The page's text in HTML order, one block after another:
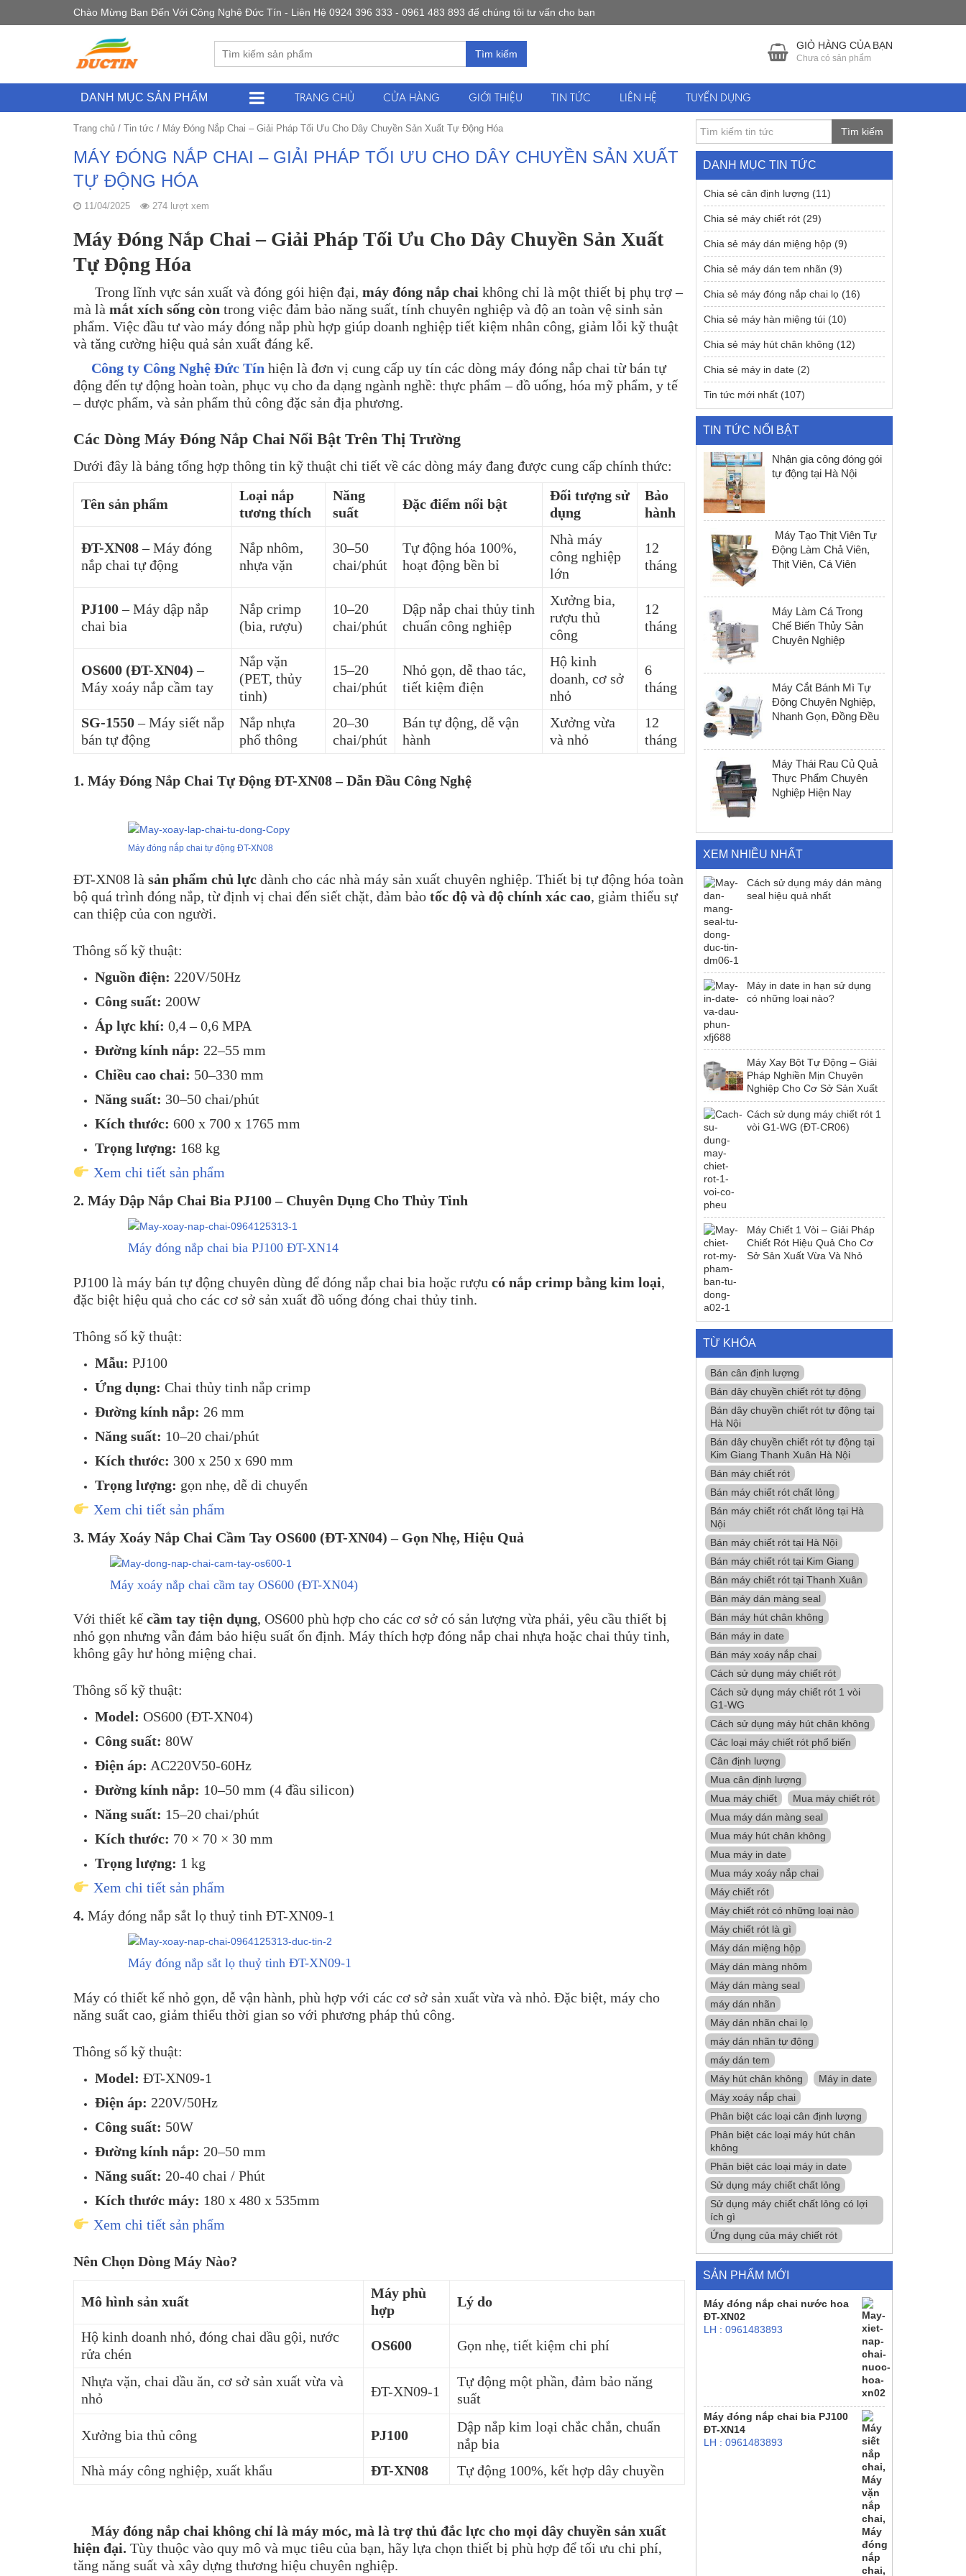
Chào Mừng Bạn Đến Với Công Nghệ Đức Tín - Liên Hệ 0924 396 333 - 0961 483 893 để chúng tôi tư vấn cho bạn
Tìm kiếm
GIỎ HÀNG CỦA BẠN
Chưa có sản phẩm
DANH MỤC SẢN PHẨM TRANG CHỦ CỬA HÀNG GIỚI THIỆU TIN TỨC LIÊN HỆ TUYỂN DỤNG
Trang chủ / Tin tức / Máy Đóng Nắp Chai – Giải Pháp Tối Ưu Cho Dây Chuyền Sản Xuất Tự Động Hóa
MÁY ĐÓNG NẮP CHAI – GIẢI PHÁP TỐI ƯU CHO DÂY CHUYỀN SẢN XUẤT
TỰ ĐỘNG HÓA
11/04/2025 274 lượt xem
Máy Đóng Nắp Chai – Giải Pháp Tối Ưu Cho Dây Chuyền Sản Xuất
Tự Động Hóa
Trong lĩnh vực sản xuất và đóng gói hiện đại, máy đóng nắp chai không chỉ là một thiết bị phụ trợ –
mà là mắt xích sống còn trong việc đảm bảo năng suất, tính chuyên nghiệp và độ an toàn vệ sinh sản
phẩm. Việc đầu tư vào máy đóng nắp phù hợp giúp doanh nghiệp tiết kiệm nhân công, giảm lỗi kỹ thuật
và tăng cường hiệu quả sản xuất đáng kể.
Công ty Công Nghệ Đức Tín hiện là đơn vị cung cấp uy tín các dòng máy đóng nắp chai từ bán tự
động đến tự động hoàn toàn, phục vụ cho đa dạng ngành nghề: thực phẩm – đồ uống, hóa mỹ phẩm, y tế
– dược phẩm, và sản phẩm thủ công đặc sản địa phương.
Các Dòng Máy Đóng Nắp Chai Nổi Bật Trên Thị Trường
Dưới đây là bảng tổng hợp thông tin kỹ thuật chi tiết về các dòng máy đang được cung cấp chính thức:
Tên sản phẩm
Loại nắp
tương thích
Năng
suất
Đặc điểm nổi bật
Đối tượng sử
dụng
Bảo
hành
ĐT-XN08– Máy đóng
nắp chai tự động
Nắp nhôm,
nhựa vặn
30–50
chai/phút
Tự động hóa 100%,
hoạt động bền bỉ
Nhà máy
công nghiệp
lớn
12
tháng
PJ100– Máy dập nắp
chai bia
Nắp crimp
(bia, rượu)
10–20
chai/phút
Dập nắp chai thủy tinh
chuẩn công nghiệp
Xưởng bia,
rượu thủ
công
12
tháng
OS600 (ĐT-XN04) –
Máy xoáy nắp cầm tay
Nắp vặn
(PET, thủy
tinh)
15–20
chai/phút
Nhỏ gọn, dễ thao tác,
tiết kiệm điện
Hộ kinh
doanh, cơ sở
nhỏ
6
tháng
SG-1550– Máy siết nắp
bán tự động
Nắp nhựa
phổ thông
20–30
chai/phút
Bán tự động, dễ vận
hành
Xưởng vừa
và nhỏ
12
tháng
1. Máy Đóng Nắp Chai Tự Động ĐT-XN08 – Dẫn Đầu Công Nghệ
Máy đóng nắp chai tự động ĐT-XN08
ĐT-XN08 là sản phẩm chủ lực dành cho các nhà máy sản xuất chuyên nghiệp. Thiết bị tự động hóa toàn
bộ quá trình đóng nắp, từ định vị chai đến siết chặt, đảm bảo tốc độ và độ chính xác cao, giảm thiểu sự
can thiệp của con người.
Thông số kỹ thuật:
Nguồn điện: 220V/50Hz
Công suất: 200W
Áp lực khí: 0,4 – 0,6 MPA
Đường kính nắp: 22–55 mm
Chiều cao chai: 50–330 mm
Năng suất: 30–50 chai/phút
Kích thước: 600 x 700 x 1765 mm
Trọng lượng: 168 kg
Xem chi tiết sản phẩm
2. Máy Dập Nắp Chai Bia PJ100 – Chuyên Dụng Cho Thủy Tinh
Máy đóng nắp chai bia PJ100 ĐT-XN14
PJ100 là máy bán tự động chuyên dùng để đóng nắp chai bia hoặc rượu có nắp crimp bằng kim loại,
đặc biệt hiệu quả cho các cơ sở sản xuất đồ uống đóng chai thủy tinh.
Thông số kỹ thuật:
Mẫu: PJ100
Ứng dụng: Chai thủy tinh nắp crimp
Đường kính nắp: 26 mm
Năng suất: 10–20 chai/phút
Kích thước: 300 x 250 x 690 mm
Trọng lượng: gọn nhẹ, dễ di chuyển
Xem chi tiết sản phẩm
3. Máy Xoáy Nắp Chai Cầm Tay OS600 (ĐT-XN04) – Gọn Nhẹ, Hiệu Quả
Máy xoáy nắp chai cầm tay OS600 (ĐT-XN04)
Với thiết kế cầm tay tiện dụng, OS600 phù hợp cho các cơ sở có sản lượng vừa phải, yêu cầu thiết bị
nhỏ gọn nhưng vẫn đảm bảo hiệu suất ổn định. Máy thích hợp đóng nắp chai nhựa hoặc chai thủy tinh,
không gây hư hỏng miệng chai.
Thông số kỹ thuật:
Model: OS600 (ĐT-XN04)
Công suất: 80W
Điện áp: AC220V50-60Hz
Đường kính nắp: 10–50 mm (4 đầu silicon)
Năng suất: 15–20 chai/phút
Kích thước: 70 × 70 × 30 mm
Trọng lượng: 1 kg
Xem chi tiết sản phẩm
4. Máy đóng nắp sắt lọ thuỷ tinh ĐT-XN09-1
Máy đóng nắp sắt lọ thuỷ tinh ĐT-XN09-1
Máy có thiết kế nhỏ gọn, dễ vận hành, phù hợp với các cơ sở sản xuất vừa và nhỏ. Đặc biệt, máy cho
năng suất cao, giảm thiểu thời gian so với phương pháp thủ công.
Thông số kỹ thuật:
Model: ĐT-XN09-1
Điện áp: 220V/50Hz
Công suất: 50W
Đường kính nắp: 20–50 mm
Năng suất: 20-40 chai / Phút
Kích thước máy: 180 x 480 x 535mm
Xem chi tiết sản phẩm
Nên Chọn Dòng Máy Nào?
Mô hình sản xuất
Máy phù
hợp
Lý do
Hộ kinh doanh nhỏ, đóng chai dầu gội, nước
rửa chén
OS600 Gọn nhẹ, tiết kiệm chi phí
Nhựa vặn, chai dầu ăn, cơ sở sản xuất vừa và
nhỏ
ĐT-XN09-1
Tự động một phần, đảm bảo năng
suất
Xưởng bia thủ công PJ100
Dập nắp kim loại chắc chắn, chuẩn
nắp bia
Nhà máy công nghiệp, xuất khẩu
ĐT-XN08 Tự động 100%, kết hợp dây chuyền
Máy đóng nắp chai không chỉ là máy móc, mà là trợ thủ đắc lực cho mọi dây chuyền sản xuất
hiện đại. Tùy thuộc vào quy mô và mục tiêu của bạn, hãy lựa chọn thiết bị phù hợp để tối ưu chi phí,
tăng năng suất và xây dựng thương hiệu chuyên nghiệp.
Tìm kiếm
DANH MỤC TIN TỨC
Chia sẻ cân định lượng (11)
Chia sẻ máy chiết rót (29)
Chia sẻ máy dán miệng hộp (9)
Chia sẻ máy dán tem nhãn (9)
Chia sẻ máy đóng nắp chai lọ (16)
Chia sẻ máy hàn miệng túi (10)
Chia sẻ máy hút chân không (12)
Chia sẻ máy in date (2)
Tin tức mới nhất (107)
TIN TỨC NỔI BẬT
Nhận gia công đóng gói
tự động tại Hà Nội
Máy Tạo Thịt Viên Tự
Động Làm Chả Viên,
Thịt Viên, Cá Viên
Máy Làm Cá Trong
Chế Biến Thủy Sản
Chuyên Nghiệp
Máy Cắt Bánh Mì Tự
Động Chuyên Nghiệp,
Nhanh Gọn, Đồng Đều
Máy Thái Rau Củ Quả
Thực Phẩm Chuyên
Nghiệp Hiện Nay
XEM NHIỀU NHẤT
Cách sử dụng máy dán màng
seal hiệu quả nhất
Máy in date in hạn sử dụng
có những loại nào?
Máy Xay Bột Tự Động – Giải
Pháp Nghiền Mịn Chuyên
Nghiệp Cho Cơ Sở Sản Xuất
Cách sử dụng máy chiết rót 1
vòi G1-WG (ĐT-CR06)
Máy Chiết 1 Vòi – Giải Pháp
Chiết Rót Hiệu Quả Cho Cơ
Sở Sản Xuất Vừa Và Nhỏ
TỪ KHÓA
Bán cân định lượng
Bán dây chuyền chiết rót tự động
Bán dây chuyền chiết rót tự động tại
Hà Nội
Bán dây chuyền chiết rót tự động tại
Kim Giang Thanh Xuân Hà Nội
Bán máy chiết rót
Bán máy chiết rót chất lỏng
Bán máy chiết rót chất lỏng tại Hà
Nội
Bán máy chiết rót tại Hà Nội
Bán máy chiết rót tại Kim Giang
Bán máy chiết rót tại Thanh Xuân
Bán máy dán màng seal
Bán máy hút chân không
Bán máy in date
Bán máy xoáy nắp chai
Cách sử dụng máy chiết rót
Cách sử dụng máy chiết rót 1 vòi
G1-WG
Cách sử dụng máy hút chân không
Các loại máy chiết rót phổ biến
Cân định lượng
Mua cân định lượng
Mua máy chiết
Mua máy chiết rót
Mua máy dán màng seal
Mua máy hút chân không
Mua máy in date
Mua máy xoáy nắp chai
Máy chiết rót
Máy chiết rót có những loại nào
Máy chiết rót là gì
Máy dán miệng hộp
Máy dán màng nhôm
Máy dán màng seal
máy dán nhãn
Máy dán nhãn chai lọ
máy dán nhãn tự động
máy dán tem
Máy hút chân không
Máy in date
Máy xoáy nắp chai
Phân biệt các loại cân định lượng
Phân biệt các loại máy hút chân
không
Phân biệt các loại máy in date
Sử dụng máy chiết chất lỏng
Sử dụng máy chiết chất lỏng có lợi
ích gì
Ứng dụng của máy chiết rót
SẢN PHẨM MỚI
Máy đóng nắp chai nước hoa
ĐT-XN02
LH : 0961483893
Máy đóng nắp chai bia PJ100
ĐT-XN14
LH : 0961483893